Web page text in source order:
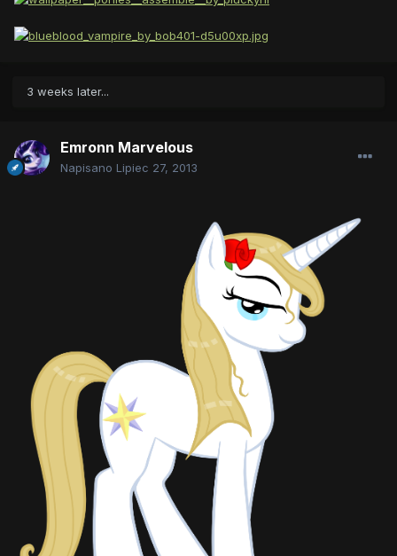
3 weeks later...
Emronn Marvelous
Napisano Lipiec 27, 2013